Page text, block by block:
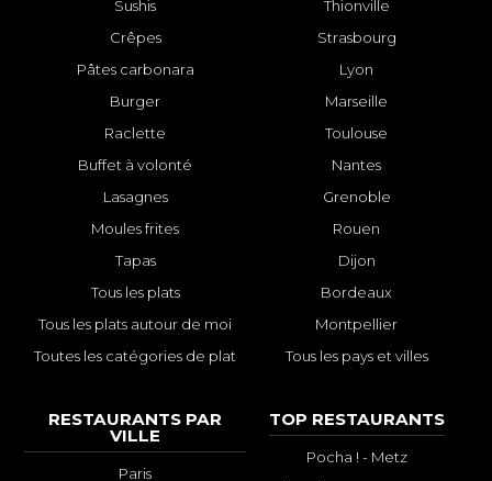
Sushis
Crêpes
Pâtes carbonara
Burger
Raclette
Buffet à volonté
Lasagnes
Moules frites
Tapas
Tous les plats
Tous les plats autour de moi
Toutes les catégories de plat
Thionville
Strasbourg
Lyon
Marseille
Toulouse
Nantes
Grenoble
Rouen
Dijon
Bordeaux
Montpellier
Tous les pays et villes
RESTAURANTS PAR
VILLE
Paris
TOP RESTAURANTS
Pocha ! - Metz